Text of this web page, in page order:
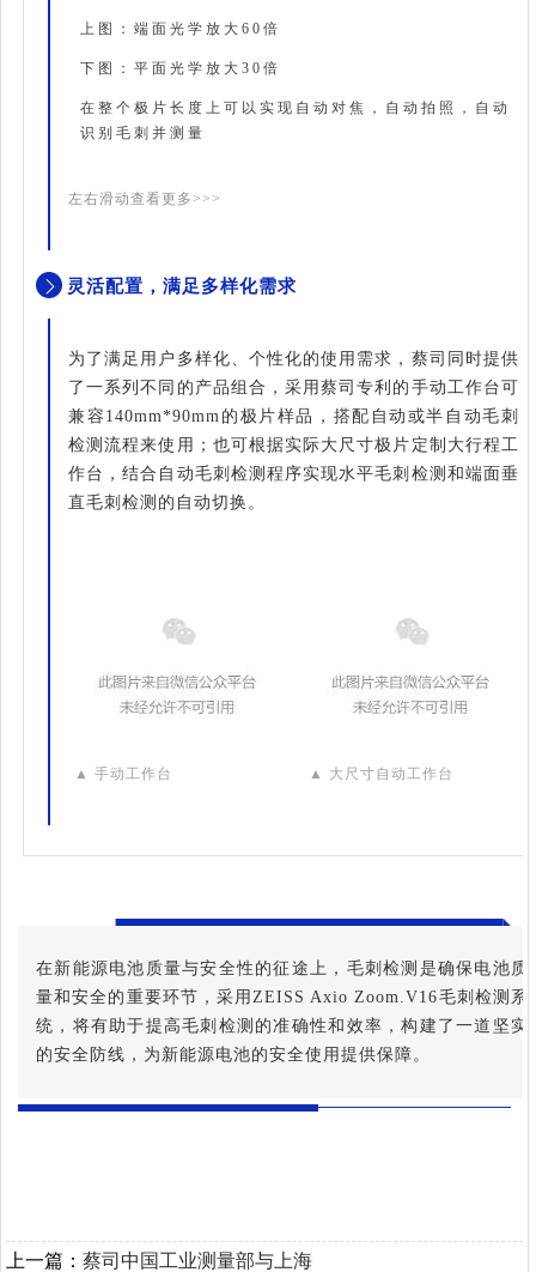
上图：端面光学放大60倍
下图：平面光学放大30倍
在整个极片长度上可以实现自动对焦，自动拍照，自动
识别毛刺并测量
左右滑动查看更多>>>
灵活配置，满足多样化需求
为了满足用户多样化、个性化的使用需求，蔡司同时提供
了一系列不同的产品组合，采用蔡司专利的手动工作台可
兼容140mm*90mm的极片样品，搭配自动或半自动毛刺
检测流程来使用；也可根据实际大尺寸极片定制大行程工
作台，结合自动毛刺检测程序实现水平毛刺检测和端面垂
直毛刺检测的自动切换。
▲手动工作台 ▲ 大尺寸自动工作台
在新能源电池质量与安全性的征途上，毛刺检测是确保电池质
量和安全的重要环节，采用ZEISS Axio Zoom.V16毛刺检测系
统，将有助于提高毛刺检测的准确性和效率，构建了一道坚实
的安全防线，为新能源电池的安全使用提供保障。
上一篇： 蔡司中国工业测量部与上海